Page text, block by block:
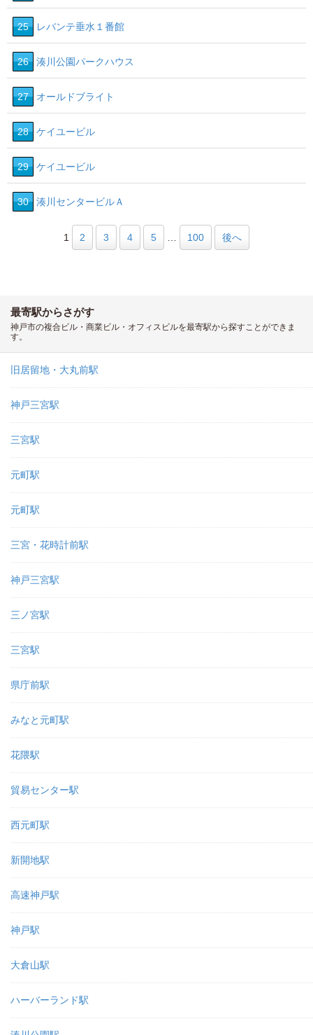
25 レバンテ垂水１番館
26 湊川公園パークハウス
27 オールドブライト
28 ケイユービル
29 ケイユービル
30 湊川センタービルＡ
1 2 3 4 5 100 後へ
最寄駅からさがす
神戸市の複合ビル・商業ビル・オフィスビルを最寄駅から探すことができま
す。
旧居留地・大丸前駅
神戸三宮駅
三宮駅
元町駅
元町駅
三宮・花時計前駅
神戸三宮駅
三ノ宮駅
三宮駅
県庁前駅
みなと元町駅
花隈駅
貿易センター駅
西元町駅
新開地駅
高速神戸駅
神戸駅
大倉山駅
ハーバーランド駅